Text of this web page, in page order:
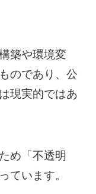
築や環境変
のであり、公
現実的ではあ
め「不透明
ています。